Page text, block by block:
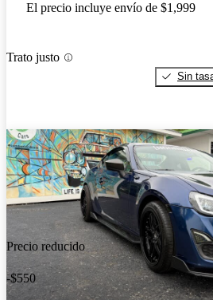
El precio incluye envío de $1,999
Trato justo
Sin
Precio reducido
-$550